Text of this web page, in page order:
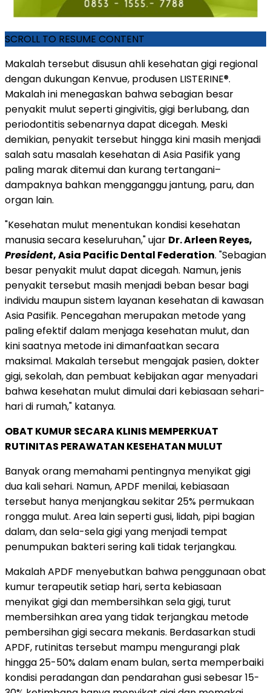
SCROLL TO RESUME CONTENT
Makalah tersebut disusun ahli kesehatan gigi regional
dengan dukungan Kenvue, produsen LISTERINE®.
Makalah ini menegaskan bahwa sebagian besar
penyakit mulut seperti gingivitis, gigi berlubang, dan
periodontitis sebenarnya dapat dicegah. Meski
demikian, penyakit tersebut hingga kini masih menjadi
salah satu masalah kesehatan di Asia Pasifik yang
paling marak ditemui dan kurang tertangani–
dampaknya bahkan mengganggu jantung, paru, dan
organ lain.
"Kesehatan mulut menentukan kondisi kesehatan
manusia secara keseluruhan," ujar Dr. Arleen Reyes,
President, Asia Pacific Dental Federation. "Sebagian
besar penyakit mulut dapat dicegah. Namun, jenis
penyakit tersebut masih menjadi beban besar bagi
individu maupun sistem layanan kesehatan di kawasan
Asia Pasifik. Pencegahan merupakan metode yang
paling efektif dalam menjaga kesehatan mulut, dan
kini saatnya metode ini dimanfaatkan secara
maksimal. Makalah tersebut mengajak pasien, dokter
gigi, sekolah, dan pembuat kebijakan agar menyadari
bahwa kesehatan mulut dimulai dari kebiasaan sehari-
hari di rumah," katanya.
OBAT KUMUR SECARA KLINIS MEMPERKUAT
RUTINITAS PERAWATAN KESEHATAN MULUT
Banyak orang memahami pentingnya menyikat gigi
dua kali sehari. Namun, APDF menilai, kebiasaan
tersebut hanya menjangkau sekitar 25% permukaan
rongga mulut. Area lain seperti gusi, lidah, pipi bagian
dalam, dan sela-sela gigi yang menjadi tempat
penumpukan bakteri sering kali tidak terjangkau.
Makalah APDF menyebutkan bahwa penggunaan obat
kumur terapeutik setiap hari, serta kebiasaan
menyikat gigi dan membersihkan sela gigi, turut
membersihkan area yang tidak terjangkau metode
pembersihan gigi secara mekanis. Berdasarkan studi
APDF, rutinitas tersebut mampu mengurangi plak
hingga 25-50% dalam enam bulan, serta memperbaiki
kondisi peradangan dan pendarahan gusi sebesar 15-